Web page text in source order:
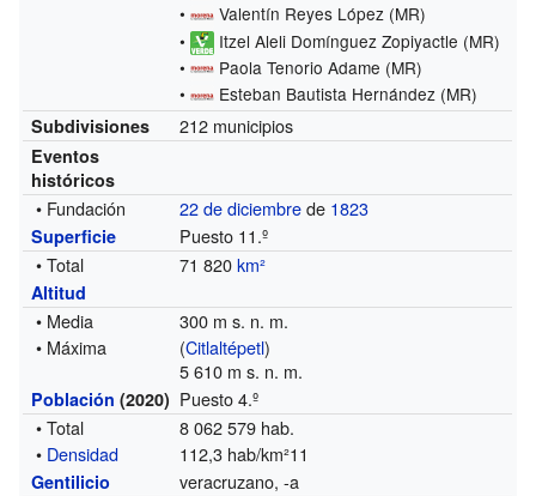
•
Valentín Reyes López (MR)
•
Itzel Aleli Domínguez Zopiyactle (MR)
•
Paola Tenorio Adame (MR)
•
Esteban Bautista Hernández (MR)
Subdivisiones
212 municipios
Eventos
históricos
• Fundación 22 de diciembrede 1823
Superficie
Puesto 11.º
• Total
71 820km²
Altitud
• Media
300 m s. n. m.
• Máxima
(Citlaltépetl)
5 610 m s. n. m.
Población (2020) Puesto 4.º
• Total
8 062 579 hab.
• Densidad 112,3 hab/km²11
Gentilicio veracruzano, -a